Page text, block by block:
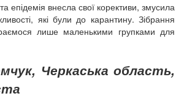
епідемія внесла свої корективи, змусила
які були до карантину. Зібрання
лише маленькими групками для
Черкаська область,